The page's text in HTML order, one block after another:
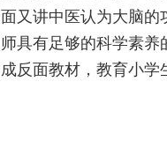
面又讲中医认为大脑的
师具有足够的科学素
成反面教材，教育小